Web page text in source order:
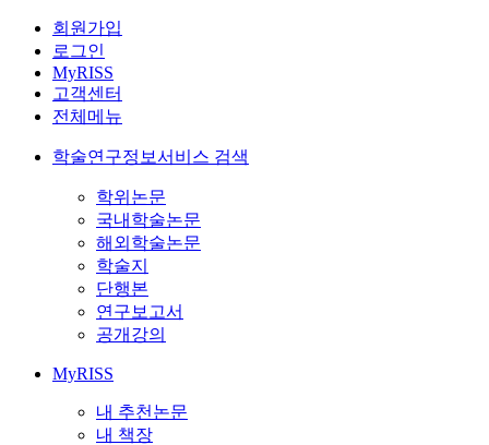
회원가입
로그인
MyRISS
고객센터
전체메뉴
학술연구정보서비스 검색
학위논문
국내학술논문
해외학술논문
학술지
단행본
연구보고서
공개강의
MyRISS
내 추천논문
내 책장